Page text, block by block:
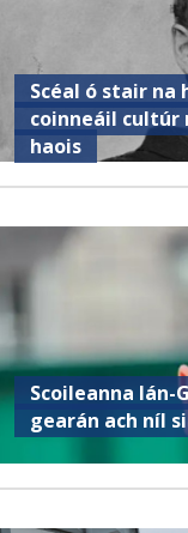
Scéal ó stair na
coinneáil cultúr
haois
Scoileanna lán-
gearán ach níl